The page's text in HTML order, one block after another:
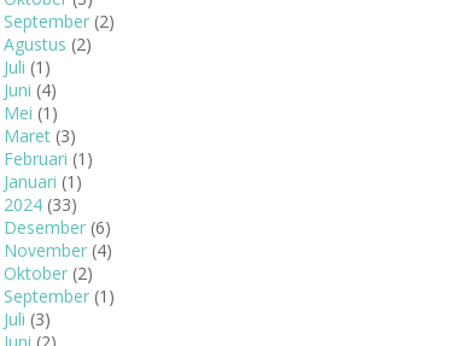
September (2)
Agustus (2)
Juli (1)
Juni (4)
Mei (1)
Maret (3)
Februari (1)
Januari (1)
2024 (33)
Desember (6)
November (4)
Oktober (2)
September (1)
Juli (3)